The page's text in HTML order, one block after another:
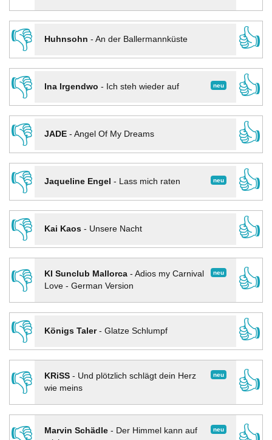
👎
Huhnsohn - An der Ballermannküste
👍
👎
neu
Ina Irgendwo - Ich steh wieder auf
👍
👎
JADE- Angel Of My Dreams
👍
👎
neu
Jaqueline Engel - Lass mich raten
👍
👎
Kai Kaos- Unsere Nacht
👍
👎
neu
KI Sunclub Mallorca- Adios my Carnival
Love - German Version
👍
👎
Königs Taler- Glatze Schlumpf
👍
👎
neu
KRiSS- Und plötzlich schlägt dein Herz
wie meins
👍
neu
Marvin Schädle- Der Himmel kann auf